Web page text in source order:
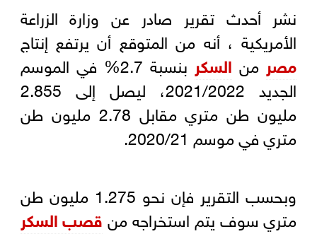
نشر أحدث تقرير صادر عن وزارة الزراعة
الأمريكية ، أنه من المتوقع أن يرتفع إنتاج
مصر من السكر
بنسبة 2.7% في الموسم
الجديد 2021/2022، ليصل إلى 2.855
مليون طن متري مقابل 2.78 مليون طن
متري في موسم 2020/21.
وبحسب التقرير فإن نحو 1.275 مليون طن
متري سوف يتم استخراجه منقصب السكر